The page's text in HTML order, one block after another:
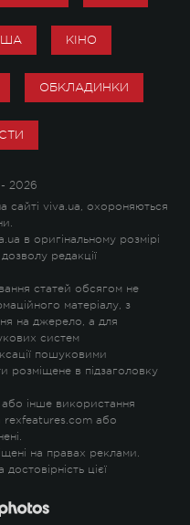
КІНО
ОБКЛАДИНКИ
2026
сайті viva.ua, охороняються
в оригінальному розмірі
редакції
статей обсягом не
матеріалу, з
на джерело, а для
систем
пошуковими
розміщене в підзаголовку
інше використання
rexfeatures.com або
на правах реклами.
цієї